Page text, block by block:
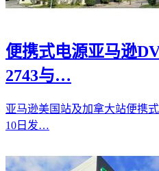
便携式电源亚马逊
2743与…
亚马逊美国站及加拿大站便携
10日发…